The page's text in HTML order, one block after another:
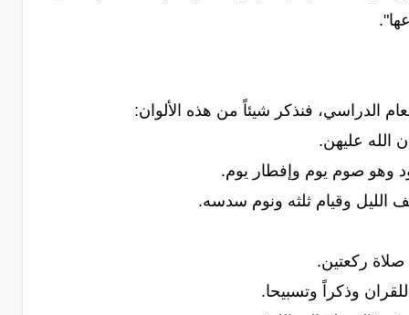
الدراسي، فنذكر شيئاً من هذه الألوان:
الله عليهن.
وهو صوم يوم وإفطار يوم.
الليل وقيام ثلثه ونوم سدسه.
ركعتين.
وذكراً وتسبيحا.